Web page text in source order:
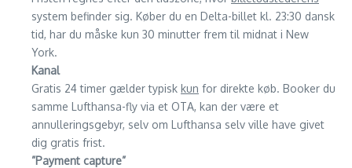
system befinder sig. Køber du en Delta-billet kl. 23:30 dansk
tid, har du måske kun 30 minutter frem til midnat i New
York.
Kanal
Gratis 24 timer gælder typisk kun for direkte køb. Booker du
samme Lufthansa-fly via et OTA, kan der være et
annulleringsgebyr, selv om Lufthansa selv ville have givet
dig gratis frist.
”Payment capture”